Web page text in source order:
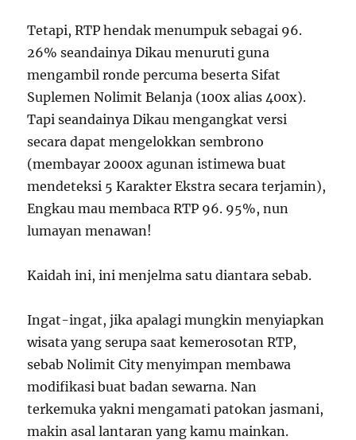
Tetapi, RTP hendak menumpuk sebagai 96.
26% seandainya Dikau menuruti guna
mengambil ronde percuma beserta Sifat
Suplemen Nolimit Belanja (100x alias 400x).
Tapi seandainya Dikau mengangkat versi
secara dapat mengelokkan sembrono
(membayar 2000x agunan istimewa buat
mendeteksi 5 Karakter Ekstra secara terjamin),
Engkau mau membaca RTP 96. 95%, nun
lumayan menawan!
Kaidah ini, ini menjelma satu diantara sebab.
Ingat-ingat, jika apalagi mungkin menyiapkan
wisata yang serupa saat kemerosotan RTP,
sebab Nolimit City menyimpan membawa
modifikasi buat badan sewarna. Nan
terkemuka yakni mengamati patokan jasmani,
makin asal lantaran yang kamu mainkan.